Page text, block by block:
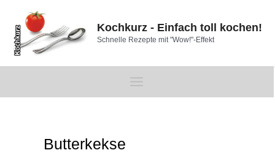
Inhalt
springen
Kochkurz - Einfach toll kochen!
Schnelle Rezepte mit "Wow!"-Effekt
Main
Butterkekse